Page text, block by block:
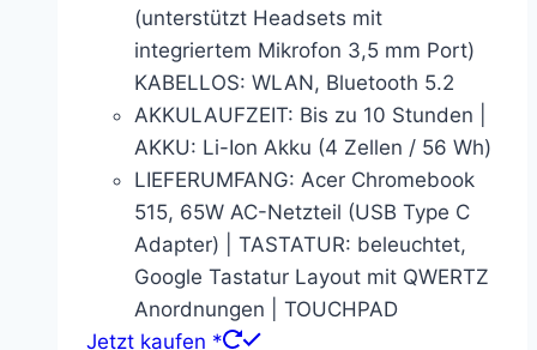
(unterstützt Headsets mit
integriertem Mikrofon 3,5 mm Port)
KABELLOS: WLAN, Bluetooth 5.2
AKKULAUFZEIT: Bis zu 10 Stunden |
AKKU: Li-Ion Akku (4 Zellen / 56 Wh)
LIEFERUMFANG: Acer Chromebook
515, 65W AC-Netzteil (USB Type C
Adapter) | TASTATUR: beleuchtet,
Google Tastatur Layout mit QWERTZ
Anordnungen | TOUCHPAD
Jetzt kaufen *